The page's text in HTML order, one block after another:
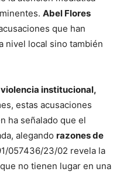
Abel Flores
que han
nivel local sino también
violencia institucional,
estas acusaciones
ha señalado que el
alegando razones de
057436/23/02 revela la
no tienen lugar en una